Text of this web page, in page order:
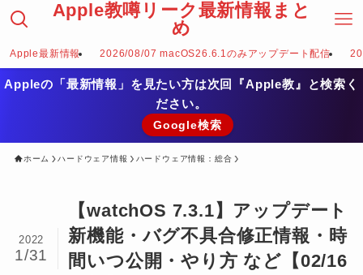
Apple教噂リーク最新情報まと
め
Apple最新情報 2026/08/07 macOS26.6.1のみアップデート配信
Appleの「最新情報」を見たい方は次回『Apple教』と検索く
ださい。
Google検索
ホーム ハードウェア情報 ハードウェア情報：総合
【watchOS 7.3.1】アップデート
新機能・バグ不具合修正情報・時
間いつ公開・やり方 など【02/16
2022
1/31